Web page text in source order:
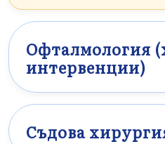
Офталмология
интервенции)
Във WPK се извършват
на катаракта (сиво кълбо),
лечение на глаукома с най-
благосъстояние.
Съдова